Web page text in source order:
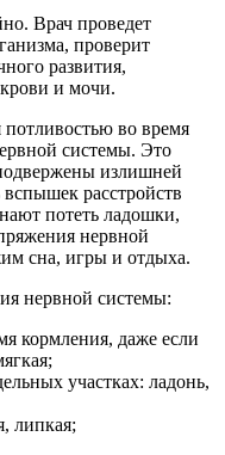
Врач проведет
проверит
развития,
и мочи.
потливостью во время
системы. Это
излишней
расстройств
потеть ладошки,
нервной
сна, игры и отдыха.
нервной системы:
кормления, даже если
участках: ладонь,
липкая;